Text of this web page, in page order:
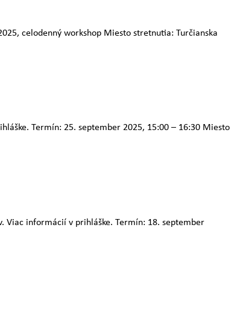
celodenný workshop Miesto stretnutia: Turčianska
Termín: 25. september 2025, 15:00 – 16:30 Miesto
Viac informácií v prihláške. Termín: 18. september